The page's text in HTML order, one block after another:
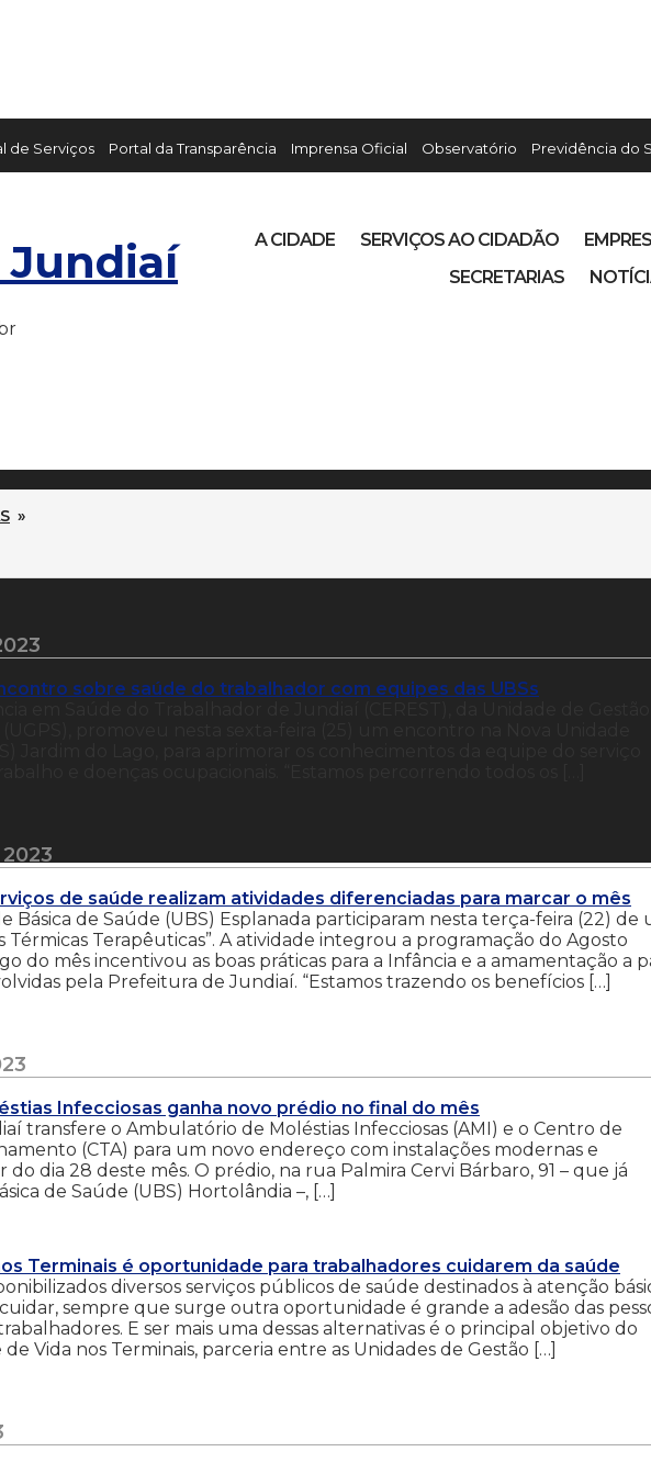
de Serviços Portal da Transparência Imprensa Oficial Observatório Previdência do
A CIDADE SERVIÇOS AO CIDADÃO
SECRETARIAS
»
sobre saúde do trabalhador com equipes das UBSs
de saúde realizam atividades diferenciadas para marcar o mês
Básica de Saúde (UBS) Esplanada participaram nesta terça-feira (22) de
Térmicas Terapêuticas”. A atividade integrou a programação do Agosto
do mês incentivou as boas práticas para a Infância e a amamentação a
pela Prefeitura de Jundiaí. “Estamos trazendo os benefícios […]
Infecciosas ganha novo prédio no final do mês
transfere o Ambulatório de Moléstias Infecciosas (AMI) e o Centro de
(CTA) para um novo endereço com instalações modernas e
do dia 28 deste mês. O prédio, na rua Palmira Cervi Bárbaro, 91 – que já
de Saúde (UBS) Hortolândia –, […]
Terminais é oportunidade para trabalhadores cuidarem da saúde
diversos serviços públicos de saúde destinados à atenção
sempre que surge outra oportunidade é grande a adesão das
E ser mais uma dessas alternativas é o principal objetivo do
Vida nos Terminais, parceria entre as Unidades de Gestão […]